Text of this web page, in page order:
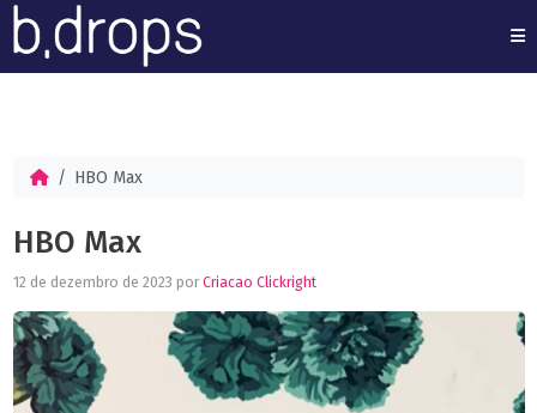
HBO Max
HBO Max
12 de dezembro de 2023 porCriacao Clickright